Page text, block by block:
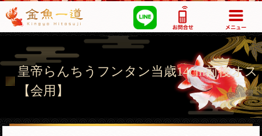
皇帝らんちうフンタン当歳14cm前後オス
【会用】